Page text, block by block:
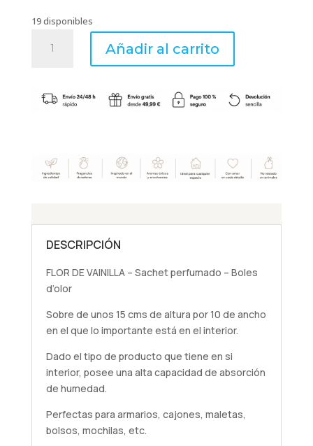
19 disponibles
Sachet
d'olor
cantidad
Añadir al carrito
DESCRIPCIÓN
FLOR DE VAINILLA – Sachet perfumado – Boles
d’olor
Sobre de unos 15 cms de altura por 10 de ancho
en el que lo importante está en el interior.
Dado el tipo de producto que tiene en si
interior, posee una alta capacidad de absorción
de humedad.
Perfectas para armarios, cajones, maletas,
bolsos, mochilas, etc.